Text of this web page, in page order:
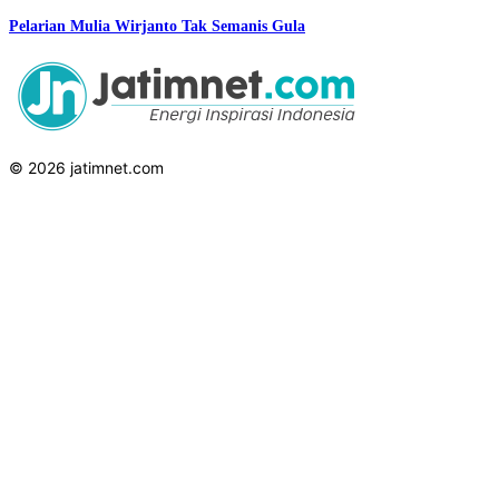
Pelarian Mulia Wirjanto Tak Semanis Gula
© 2026 jatimnet.com